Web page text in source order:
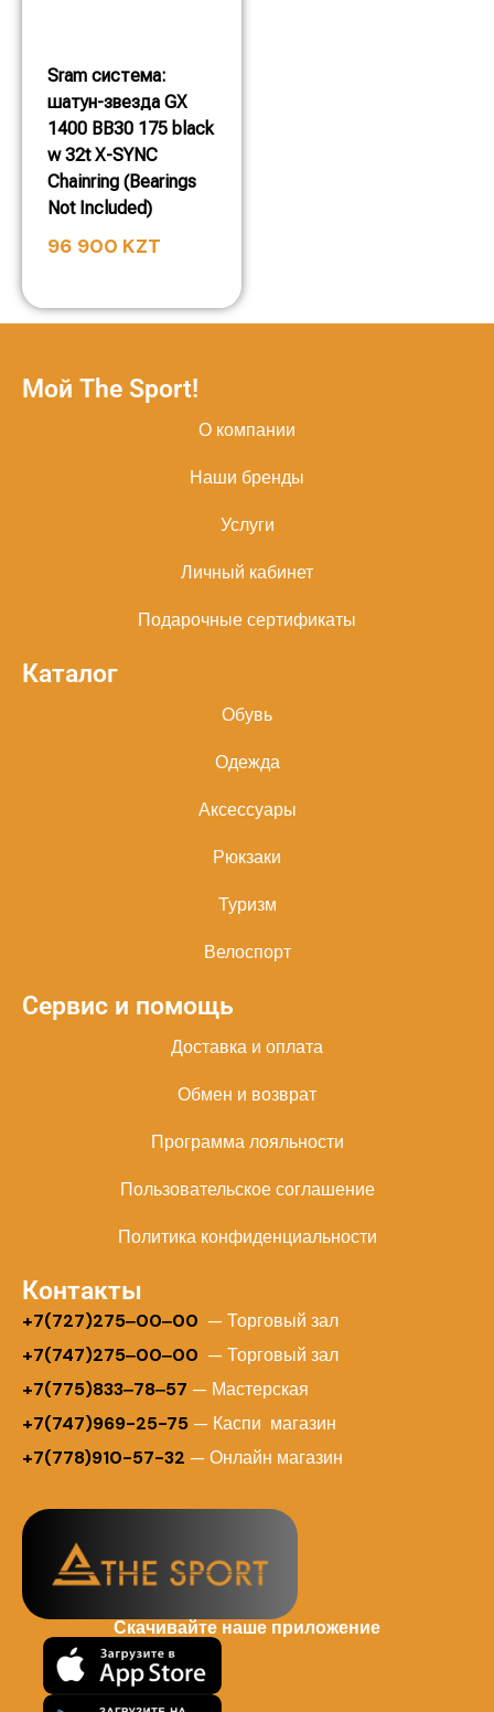
Sram система:
шатун-звезда GX
1400 BB30 175 black
w 32t X-SYNC
Chainring (Bearings
Not Included)
96 900 KZT
Мой The Sport!
О компании
Наши бренды
Услуги
Личный кабинет
Подарочные сертификаты
Каталог
Обувь
Одежда
Аксессуары
Рюкзаки
Туризм
Велоспорт
Сервис и помощь
Доставка и оплата
Обмен и возврат
Программа лояльности
Пользовательское соглашение
Политика конфиденциальности
Контакты
+7(727)275‒00‒00 — Торговый зал
+7(747)275‒00‒00 — Торговый зал
+7(775)833‒78‒57 — Мастерская
+7(747)969-25-75 — Каспи магазин
+7(778)910-57-32 — Онлайн магазин
Скачивайте наше приложение